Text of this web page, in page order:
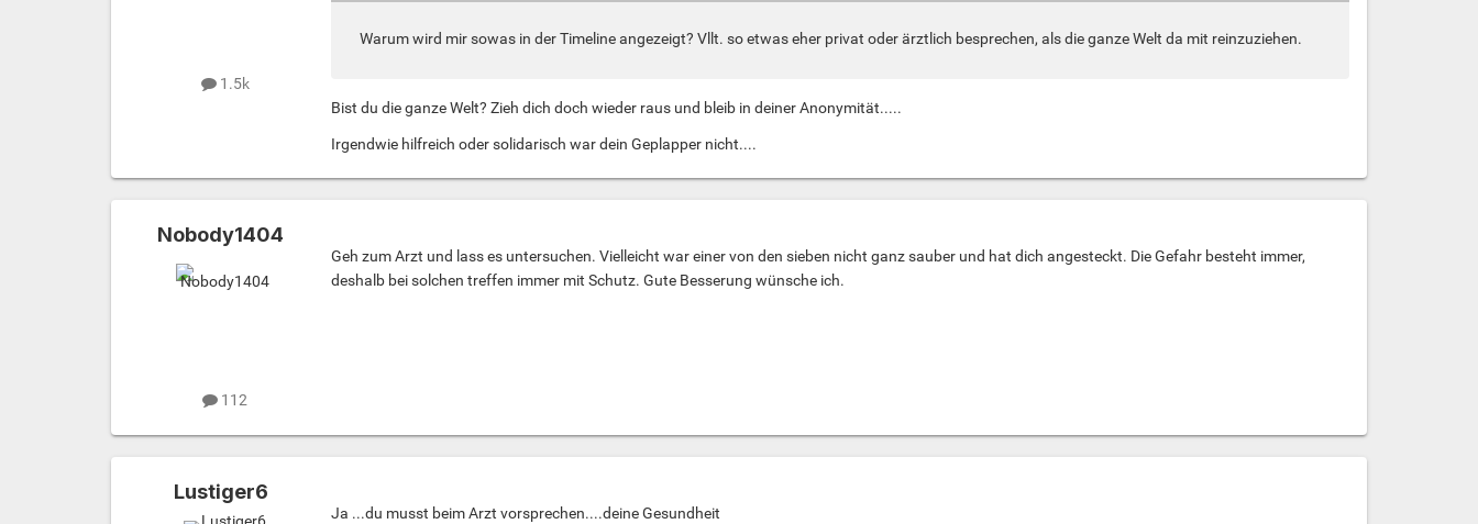
1.5k
Warum wird mir sowas in der Timeline angezeigt? Vllt. so etwas eher privat oder ärztlich besprechen, als die ganze Welt da mit reinzuziehen.
Bist du die ganze Welt? Zieh dich doch wieder raus und bleib in deiner Anonymität.....
Irgendwie hilfreich oder solidarisch war dein Geplapper nicht....
Nobody1404
112
Geh zum Arzt und lass es untersuchen. Vielleicht war einer von den sieben nicht ganz sauber und hat dich angesteckt. Die Gefahr besteht immer,
deshalb bei solchen treffen immer mit Schutz. Gute Besserung wünsche ich.
Lustiger6
Ja ...du musst beim Arzt vorsprechen....deine Gesundheit